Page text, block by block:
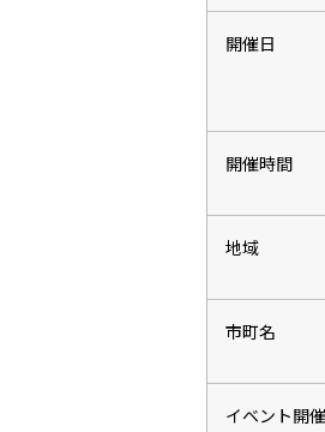
開催日
開催時間
地域
市町名
イベント開